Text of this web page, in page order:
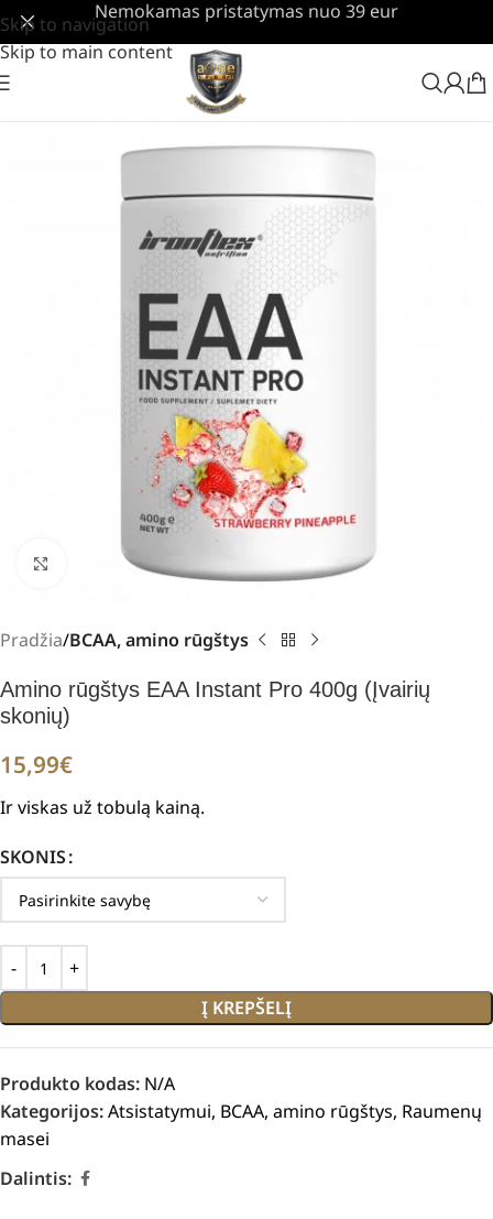
Skip to navigation
Skip to main content
Nemokamas pristatymas nuo 39 eur
Padidinti
Pradžia BCAA, amino rūgštys
Amino rūgštys EAA Instant Pro 400g (Įvairių
skonių)
15,99€
Ir viskas už tobulą kainą.
SKONIS
Į KREPŠELĮ
Produkto kodas: N/A
Kategorijos:Atsistatymui, BCAA, amino rūgštys, Raumenų
masei
Dalintis: